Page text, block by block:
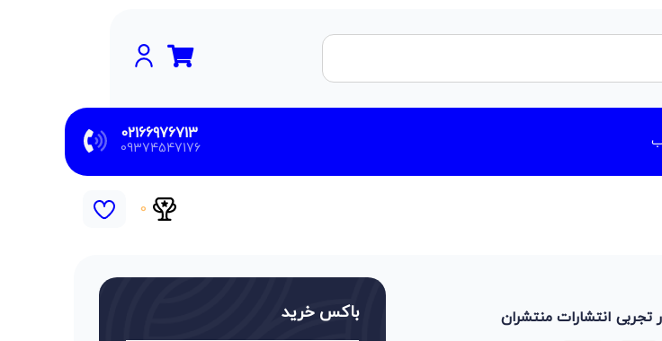
02166976713
09374547176
0
انتشارات منتشران باکس خرید